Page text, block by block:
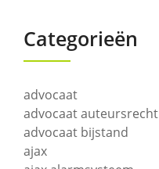
Categorieën
advocaat
advocaat auteursrecht
advocaat bijstand
ajax